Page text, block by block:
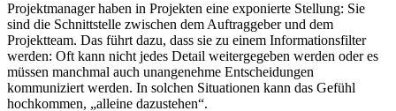
Projektmanager haben in Projekten eine exponierte Stellung: Sie
sind die Schnittstelle zwischen dem Auftraggeber und dem
Projektteam. Das führt dazu, dass sie zu einem Informationsfilter
werden: Oft kann nicht jedes Detail weitergegeben werden oder es
müssen manchmal auch unangenehme Entscheidungen
kommuniziert werden. In solchen Situationen kann das Gefühl
hochkommen, „alleine dazustehen“.